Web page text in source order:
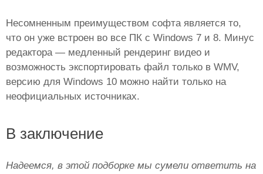
Несомненным преимуществом софта является то,
что он уже встроен во все ПК с Windows 7 и 8. Минус
редактора — медленный рендеринг видео и
возможность экспортировать файл только в WMV,
версию для Windows 10 можно найти только на
неофициальных источниках.
В заключение
Надеемся, в этой подборке мы сумели ответить на